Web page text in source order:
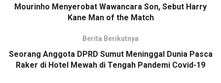
Mourinho Menyerobat Wawancara Son, Sebut Harry
Kane Man of the Match
Berita Berikutnya
Seorang Anggota DPRD Sumut Meninggal Dunia Pasca
Raker di Hotel Mewah di Tengah Pandemi Covid-19